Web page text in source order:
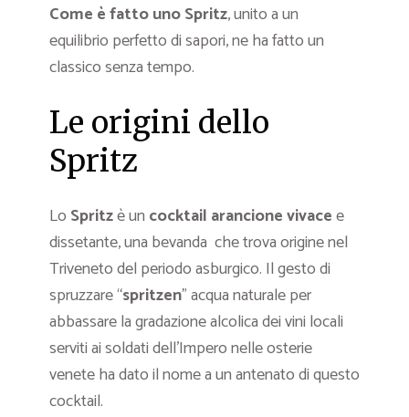
Come è fatto uno Spritz, unito a un
equilibrio perfetto di sapori, ne ha fatto un
classico senza tempo.
Le origini dello
Spritz
Lo Spritzè un cocktail arancione vivacee
dissetante, una bevanda che trova origine nel
Triveneto del periodo asburgico. Il gesto di
spruzzare “spritzen” acqua naturale per
abbassare la gradazione alcolica dei vini locali
serviti ai soldati dell’Impero nelle osterie
venete ha dato il nome a un antenato di questo
cocktail.